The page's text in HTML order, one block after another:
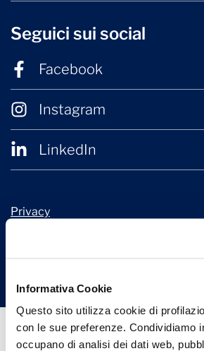
Informativa Cookie
Questo sito utilizza cookie di
con le sue preferenze. Condividiamo
occupano di analisi dei dati web,
Seguici sui social
Facebook
Instagram
LinkedIn
Privacy